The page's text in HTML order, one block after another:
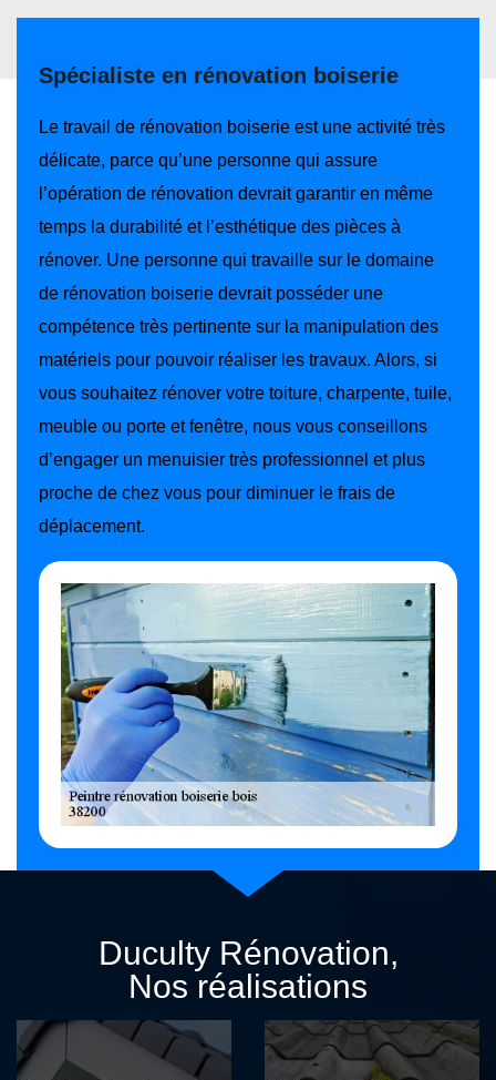
Spécialiste en rénovation boiserie
Le travail de rénovation boiserie est une activité très
délicate, parce qu’une personne qui assure
l’opération de rénovation devrait garantir en même
temps la durabilité et l’esthétique des pièces à
rénover. Une personne qui travaille sur le domaine
de rénovation boiserie devrait posséder une
compétence très pertinente sur la manipulation des
matériels pour pouvoir réaliser les travaux. Alors, si
vous souhaitez rénover votre toiture, charpente, tuile,
meuble ou porte et fenêtre, nous vous conseillons
d’engager un menuisier très professionnel et plus
proche de chez vous pour diminuer le frais de
déplacement.
Duculty Rénovation,
Nos réalisations